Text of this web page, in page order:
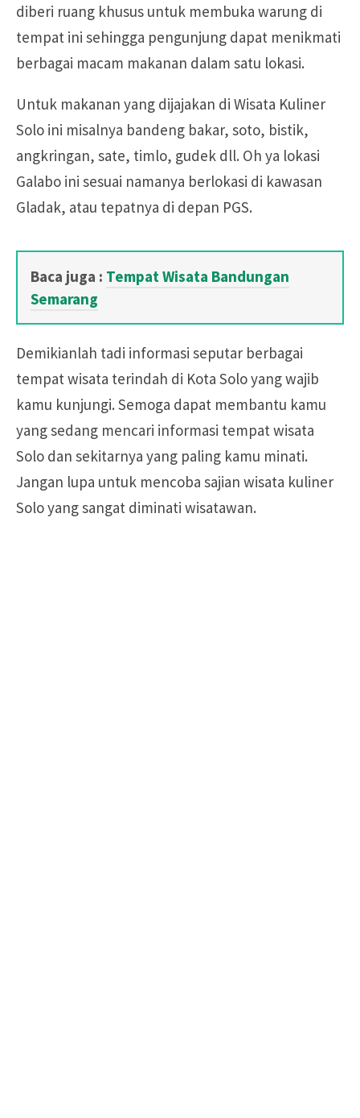
diberi ruang khusus untuk membuka warung di
tempat ini sehingga pengunjung dapat menikmati
berbagai macam makanan dalam satu lokasi.
Untuk makanan yang dijajakan di Wisata Kuliner
Solo ini misalnya bandeng bakar, soto, bistik,
angkringan, sate, timlo, gudek dll. Oh ya lokasi
Galabo ini sesuai namanya berlokasi di kawasan
Gladak, atau tepatnya di depan PGS.
Baca juga : Tempat Wisata Bandungan
Semarang
Demikianlah tadi informasi seputar berbagai
tempat wisata terindah di Kota Solo yang wajib
kamu kunjungi. Semoga dapat membantu kamu
yang sedang mencari informasi tempat wisata
Solo dan sekitarnya yang paling kamu minati.
Jangan lupa untuk mencoba sajian wisata kuliner
Solo yang sangat diminati wisatawan.